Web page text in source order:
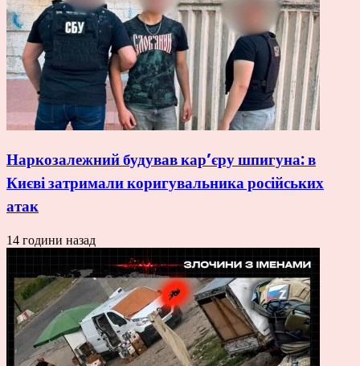
Наркозалежний будував кар’єру шпигуна: в
Києві затримали коригувальника російських
атак
14 години назад